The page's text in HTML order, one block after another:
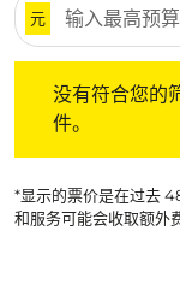
元
没有符合您的
件。
*显示的票价是在过去
和服务可能会收取额外